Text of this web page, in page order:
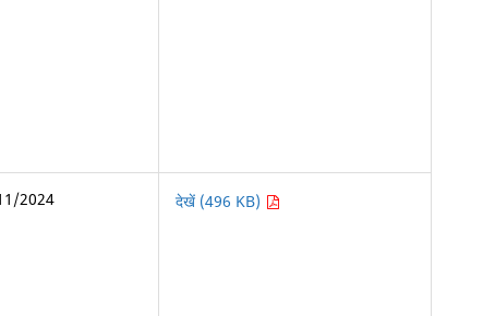
2024 देखें (496 KB)